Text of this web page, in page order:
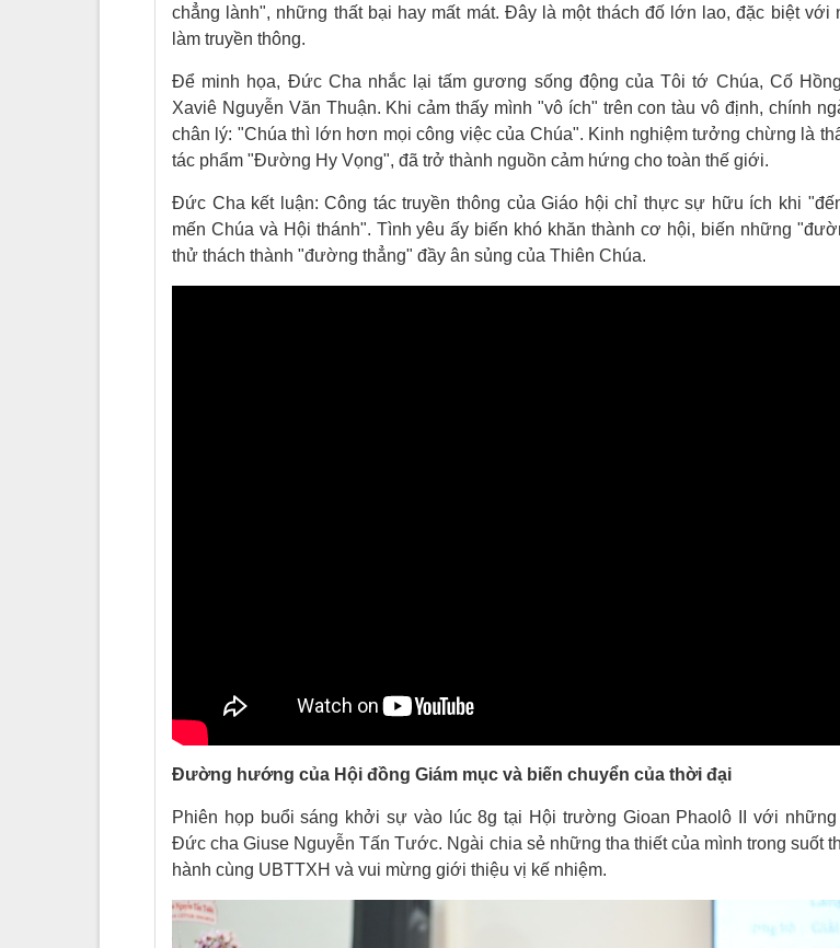
chẳng lành", những thất bại hay mất mát. Đây là một thách đố lớn lao, đặc biệt với
làm truyền thông.
Để minh họa, Đức Cha nhắc lại tấm gương sống động của Tôi tớ Chúa, Cố
Xaviê Nguyễn Văn Thuận. Khi cảm thấy mình "vô ích" trên con tàu vô định, chính
chân lý: "Chúa thì lớn hơn mọi công việc của Chúa". Kinh nghiệm tưởng chừng là
tác phẩm "Đường Hy Vọng", đã trở thành nguồn cảm hứng cho toàn thế giới.
Đức Cha kết luận: Công tác truyền thông của Giáo hội chỉ thực sự hữu ích khi
mến Chúa và Hội thánh". Tình yêu ấy biến khó khăn thành cơ hội, biến những
thử thách thành "đường thẳng" đầy ân sủng của Thiên Chúa.
Đường hướng của Hội đồng Giám mục và biến chuyển của thời đại
Phiên họp buổi sáng khởi sự vào lúc 8g tại Hội trường Gioan Phaolô II với những
Đức cha Giuse Nguyễn Tấn Tước. Ngài chia sẻ những tha thiết của mình trong suốt
hành cùng UBTTXH và vui mừng giới thiệu vị kế nhiệm.